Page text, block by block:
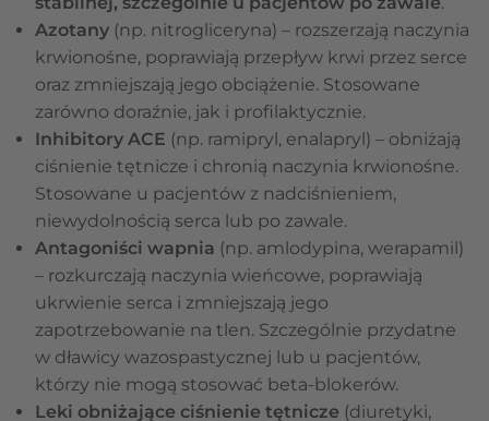
Azotany (np. nitrogliceryna) – rozszerzają naczynia
krwionośne, poprawiają przepływ krwi przez serce
oraz zmniejszają jego obciążenie. Stosowane
zarówno doraźnie, jak i profilaktycznie.
Inhibitory ACE (np. ramipryl, enalapryl) – obniżają
ciśnienie tętnicze i chronią naczynia krwionośne.
Stosowane u pacjentów z nadciśnieniem,
niewydolnością serca lub po zawale.
Antagoniści wapnia (np. amlodypina, werapamil)
– rozkurczają naczynia wieńcowe, poprawiają
ukrwienie serca i zmniejszają jego
zapotrzebowanie na tlen. Szczególnie przydatne
w dławicy wazospastycznej lub u pacjentów,
którzy nie mogą stosować beta-blokerów.
Leki obniżające ciśnienie tętnicze (diuretyki,